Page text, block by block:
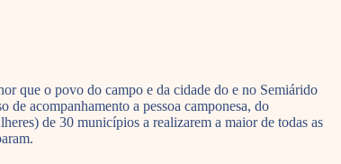
que o povo do campo e da cidade do e no Semiárido
acompanhamento a pessoa camponesa, do
de 30 municípios a realizarem a maior de todas as